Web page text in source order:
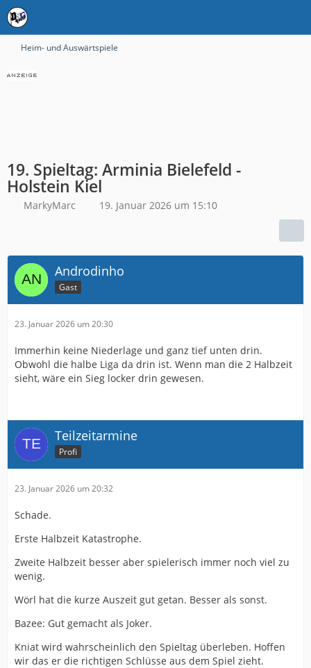
Heim- und Auswärtspiele
19. Spieltag: Arminia Bielefeld -
Holstein Kiel
MarkyMarc 19. Januar 2026 um 15:10
Androdinho
Gast
23. Januar 2026 um 20:30
Immerhin keine Niederlage und ganz tief unten drin.
Obwohl die halbe Liga da drin ist. Wenn man die 2 Halbzeit
sieht, wäre ein Sieg locker drin gewesen.
Teilzeitarmine
Profi
23. Januar 2026 um 20:32
Schade.
Erste Halbzeit Katastrophe.
Zweite Halbzeit besser aber spielerisch immer noch viel zu
wenig.
Wörl hat die kurze Auszeit gut getan. Besser als sonst.
Bazee: Gut gemacht als Joker.
Kniat wird wahrscheinlich den Spieltag überleben. Hoffen
wir das er die richtigen Schlüsse aus dem Spiel zieht.